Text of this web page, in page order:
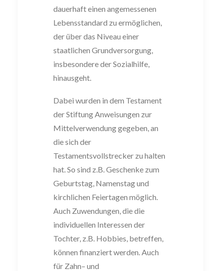
dauerhaft einen angemessenen
Lebensstandard zu ermöglichen,
der über das Niveau einer
staatlichen Grundversorgung,
insbesondere der Sozialhilfe,
hinausgeht.
Dabei wurden in dem Testament
der Stiftung Anweisungen zur
Mittelverwendunggegeben, an
die sich der
Testamentsvollstrecker zu halten
hat. So sind z.B. Geschenke zum
Geburtstag, Namenstag und
kirchlichen Feiertagen möglich.
Auch Zuwendungen, die die
individuellen Interessen der
Tochter, z.B. Hobbies, betreffen,
können finanziert werden. Auch
für Zahn– und